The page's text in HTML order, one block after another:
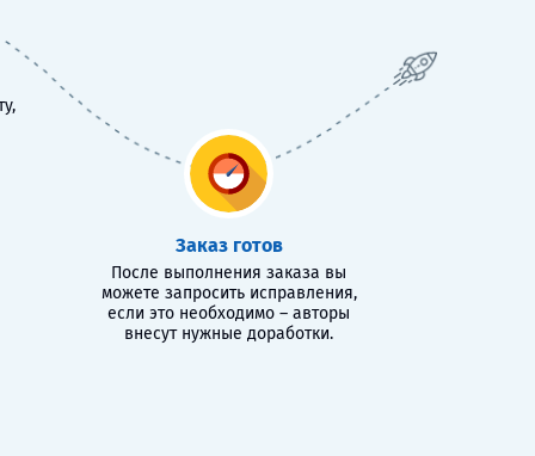
Заказ готов
После выполнения заказа вы
можете запросить исправления,
если это необходимо – авторы
внесут нужные доработки.